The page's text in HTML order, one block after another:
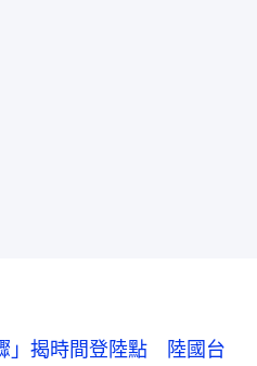
」揭時間登陸點　陸國台